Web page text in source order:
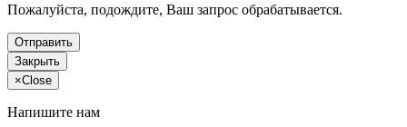
Пожалуйста, подождите, Ваш запрос обрабатывается.
Отправить
Закрыть
×Close
Напишите нам